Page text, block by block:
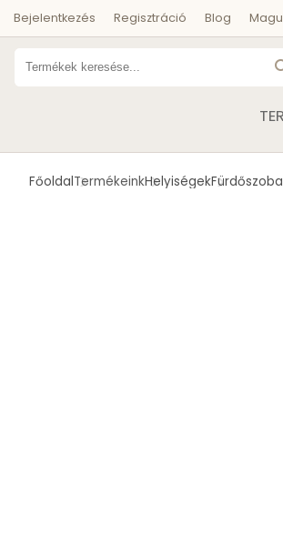
Bejelentkezés Regisztráció Blog
FőoldalTermékeinkHelyiségekFürdőszoba